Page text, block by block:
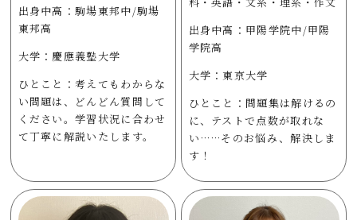
出身中高：駒場東邦中/駒場
東邦高
大学：慶應義塾大学
ひとこと：考えてもわからな
い問題は、どんどん質問して
ください。学習状況に合わせ
て丁寧に解説いたします。
出身中高：甲陽学院中/甲陽
学院高
大学：東京大学
ひとこと：問題集は解けるの
に、テストで点数が取れな
い……そのお悩み、解決しま
す！